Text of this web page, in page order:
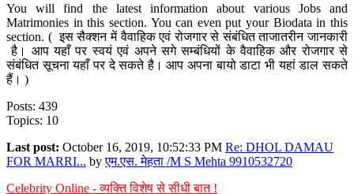
You will find the latest information about various Jobs and
Matrimonies in this section. You can even put your Biodata in this
section. ( इस सैक्शन में वैवाहिक एवं रोजगार से संबंधित ताजातरीन जानकारी
है। आप यहाँ पर स्वयं एवं अपने सगे सम्बंधियों के वैवाहिक और रोजगार से
संबंधित सूचना यहाँ पर दे सकते है। आप अपना बायो डाटा भी यहां डाल सकते
हैं। )
Posts: 439
Topics: 10
Last post: October 16, 2019, 10:52:33 PM Re: DHOL DAMAU
FOR MARRI... byएम.एस. मेहता /M S Mehta 9910532720
Celebrity Online - व्यक्ति विशेष से सीधी बात !